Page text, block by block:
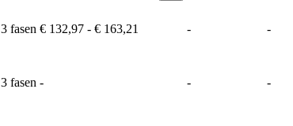
3 fasen € 132,97 - € 163,21 - -
3 fasen - - -